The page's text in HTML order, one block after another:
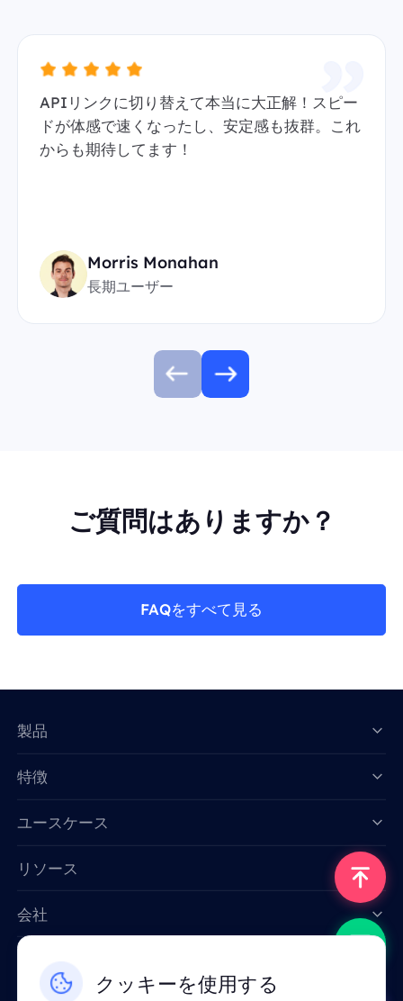
APIリンクに切り替えて本当に大正解！スピー
ドが体感で速くなったし、安定感も抜群。これ
からも期待してます！
Morris Monahan
長期ユーザー
ご質問はありますか？
FAQをすべて見る
クッキーを使用する
製品
特徴
ユースケース
リソース
会社
Email: support@smartproxy.org